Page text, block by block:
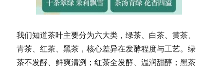
我们知道茶叶主要分为六大类，绿茶、白茶、黄茶、
青茶、红茶、黑茶，核心差异在发酵程度与工艺。绿
茶不发酵、鲜爽清冽；红茶全发酵、温润甜醇；黑茶